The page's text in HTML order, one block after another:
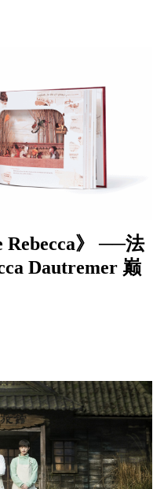
Rebecca》 ──法
Dautremer 巅